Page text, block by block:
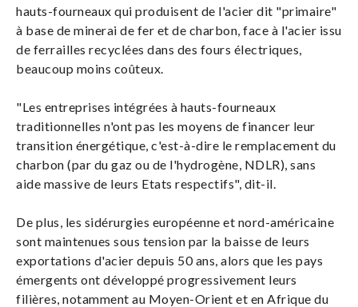
hauts-fourneaux qui produisent de l'acier dit "primaire"
à base de minerai de fer et de charbon, face à l'acier issu
de ferrailles recyclées dans des fours électriques,
beaucoup moins coûteux.
"Les entreprises intégrées à hauts-fourneaux
traditionnelles n'ont pas les moyens de financer leur
transition énergétique, c'est-à-dire le remplacement du
charbon (par du gaz ou de l'hydrogène, NDLR), sans
aide massive de leurs Etats respectifs", dit-il.
De plus, les sidérurgies européenne et nord-américaine
sont maintenues sous tension par la baisse de leurs
exportations d'acier depuis 50 ans, alors que les pays
émergents ont développé progressivement leurs
filières, notamment au Moyen-Orient et en Afrique du